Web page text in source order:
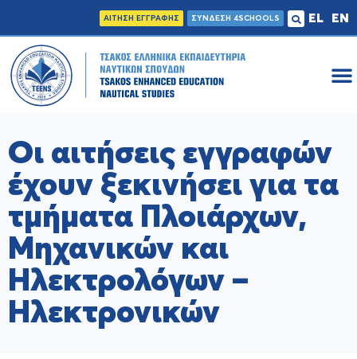
ΑΙΤΗΣΗ ΕΓΓΡΑΦΗΣ ΣΥΝΔΕΣΗ 4SCHOOLS EL EN
Οι αιτήσεις εγγραφών
έχουν ξεκινήσει για τα
τμήματα Πλοιάρχων,
Μηχανικών και
Ηλεκτρολόγων –
Ηλεκτρονικών